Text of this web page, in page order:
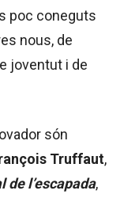
poc coneguts
nous, de
joventut i de
són
Truffaut,
de l’escapada,